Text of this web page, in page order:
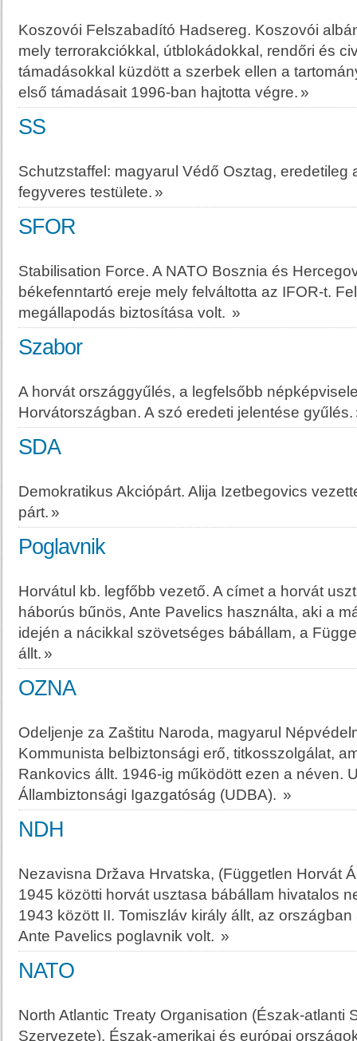
Koszovói Felszabadító Hadsereg. Koszovói
mely terrorakciókkal, útblokádokkal, rendőri és
támadásokkal küzdött a szerbek ellen a
első támadásait 1996-ban hajtotta végre. »
SS
Schutzstaffel: magyarul Védő Osztag, eredetileg
fegyveres testülete. »
SFOR
Stabilisation Force. A NATO Bosznia és
békefenntartó ereje mely felváltotta az IFOR-t.
megállapodás biztosítása volt. »
Szabor
A horvát országgyűlés, a legfelsőbb
Horvátországban. A szó eredeti jelentése gyűlés.
SDA
Demokratikus Akciópárt. Alija Izetbegovics
párt. »
Poglavnik
Horvátul kb. legfőbb vezető. A címet a horvát
háborús bűnös, Ante Pavelics használta, aki a
idején a nácikkal szövetséges bábállam, a
állt. »
OZNA
Odeljenje za Zaštitu Naroda, magyarul
Kommunista belbiztonsági erő, titkosszolgálat,
Rankovics állt. 1946-ig működött ezen a néven.
Állambiztonsági Igazgatóság (UDBA). »
NDH
Nezavisna Država Hrvatska, (Független Horvát
1945 közötti horvát usztasa bábállam hivatalos
1943 között II. Tomiszláv király állt, az
Ante Pavelics poglavnik volt. »
NATO
North Atlantic Treaty Organisation (Észak-atlanti
Szervezete). Észak-amerikai és európai